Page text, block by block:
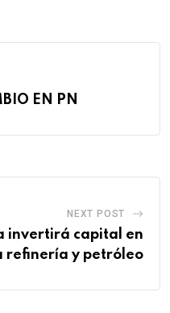
EN PN
NEXT POST
invertirá capital en
refinería y petróleo